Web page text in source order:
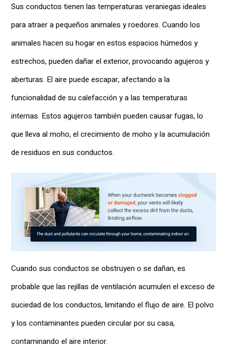
Sus conductos tienen las temperaturas veraniegas ideales
para atraer a pequeños animales y roedores. Cuando los
animales hacen su hogar en estos espacios húmedos y
estrechos, pueden dañar el exterior, provocando agujeros y
aberturas. El aire puede escapar, afectando a la
funcionalidad de su calefacción y a las temperaturas
internas. Estos agujeros también pueden causar fugas, lo
que lleva al moho, el crecimiento de moho y la acumulación
de residuos en sus conductos.
Cuando sus conductos se obstruyen o se dañan, es
probable que las rejillas de ventilación acumulen el exceso de
suciedad de los conductos, limitando el flujo de aire. El polvo
y los contaminantes pueden circular por su casa,
contaminando el aire interior.